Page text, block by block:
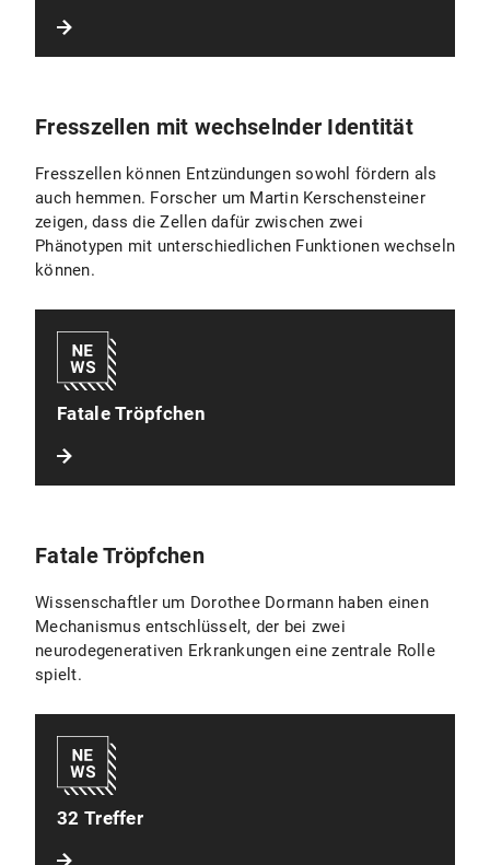
Fresszellen mit wechselnder Identität
Fresszellen können Entzündungen sowohl fördern als
auch hemmen. Forscher um Martin Kerschensteiner
zeigen, dass die Zellen dafür zwischen zwei
Phänotypen mit unterschiedlichen Funktionen wechseln
können.
Fatale Tröpfchen
Fatale Tröpfchen
Wissenschaftler um Dorothee Dormann haben einen
Mechanismus entschlüsselt, der bei zwei
neurodegenerativen Erkrankungen eine zentrale Rolle
spielt.
32 Treffer